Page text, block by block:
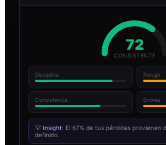
72
CONSISTENTE
Disciplina Riesgo
Consistencia Errores
💡 Insight: El 67% de tus pérdidas provienen
definido.